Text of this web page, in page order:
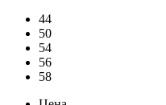
44
50
54
56
58